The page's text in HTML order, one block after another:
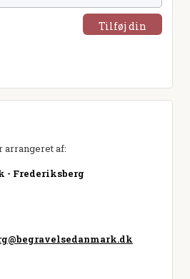
Tilføj din
af:
- Frederiksberg